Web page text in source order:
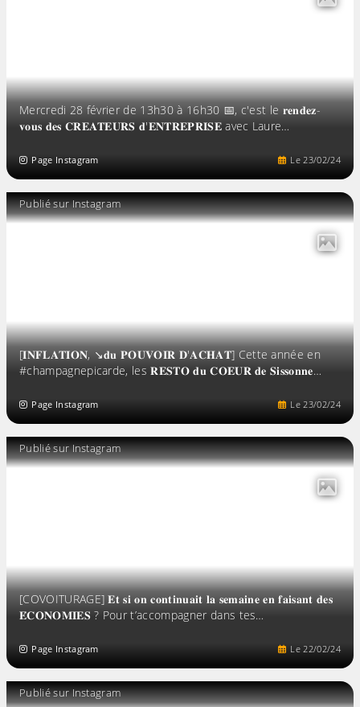
Mercredi 28 février de 13h30 à 16h30 📅, c'est le 𝐫𝐞𝐧𝐝𝐞𝐳-
𝐯𝐨𝐮𝐬 𝐝𝐞𝐬 𝐂𝐑𝐄𝐀𝐓𝐄𝐔𝐑𝐒 𝐝'𝐄𝐍𝐓𝐑𝐄𝐏𝐑𝐈𝐒𝐄 avec Laure…
Le23/02/24
Page Instagram
Publié sur Instagram
[𝐈𝐍𝐅𝐋𝐀𝐓𝐈𝐎𝐍, ↘️𝐝𝐮 𝐏𝐎𝐔𝐕𝐎𝐈𝐑 𝐃'𝐀𝐂𝐇𝐀𝐓] Cette année en
#champagnepicarde, les 𝐑𝐄𝐒𝐓𝐎 𝐝𝐮 𝐂𝐎𝐄𝐔𝐑 𝐝𝐞 𝐒𝐢𝐬𝐬𝐨𝐧𝐧𝐞…
Le23/02/24
Page Instagram
Publié sur Instagram
[COVOITURAGE] 𝐄𝐭 𝐬𝐢 𝐨𝐧 𝐜𝐨𝐧𝐭𝐢𝐧𝐮𝐚𝐢𝐭 𝐥𝐚 𝐬𝐞𝐦𝐚𝐢𝐧𝐞 𝐞𝐧 𝐟𝐚𝐢𝐬𝐚𝐧𝐭 𝐝𝐞𝐬
𝐄́𝐂𝐎𝐍𝐎𝐌𝐈𝐄𝐒 ? Pour t’accompagner dans tes…
Le22/02/24
Page Instagram
Publié sur Instagram